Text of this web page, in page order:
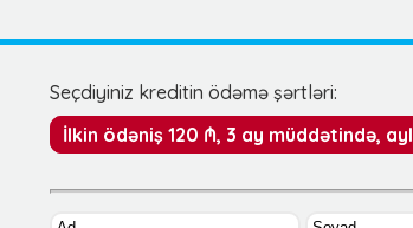
Seçdiyiniz kreditin ödəmə şərtləri:
İlkin ödəniş 120 ₼, 3 ay müddətində,